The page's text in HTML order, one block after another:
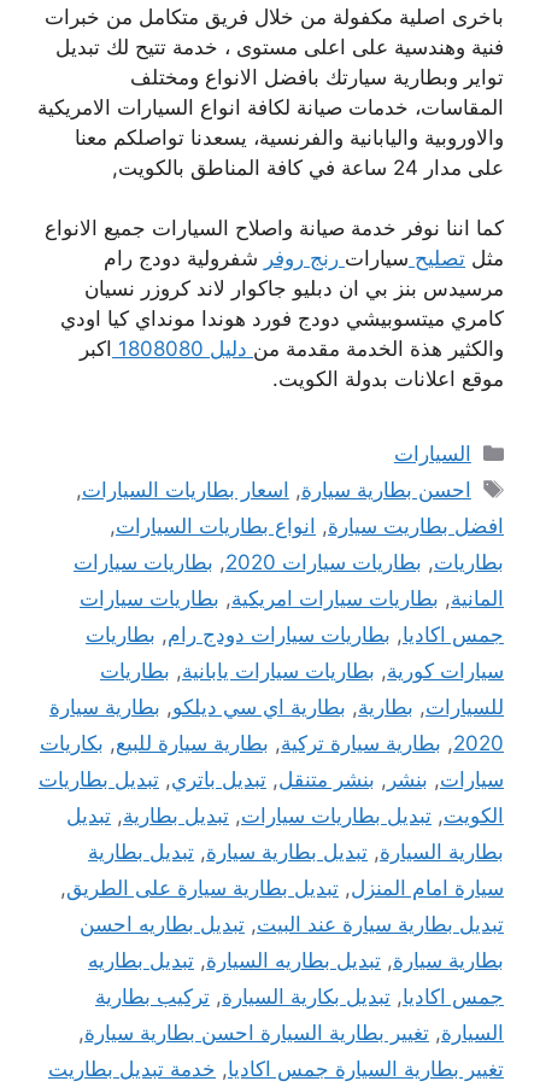
باخرى اصلية مكفولة من خلال فريق متكامل من خبرات
فنية وهندسية على اعلى مستوى ، خدمة تتيح لك تبديل
تواير وبطارية سيارتك بافضل الانواع ومختلف
المقاسات، خدمات صيانة لكافة انواع السيارات الامريكية
والاوروبية واليابانية والفرنسية، يسعدنا تواصلكم معنا
على مدار 24 ساعة في كافة المناطق بالكويت,
كما اننا نوفر خدمة صيانة واصلاح السيارات جميع الانواع
مثل تصليح سيارات رنج روفر شفرولية دودج رام
مرسيدس بنز بي ان دبليو جاكوار لاند كروزر نسيان
كامري ميتسوبيشي دودج فورد هوندا مونداي كيا اودي
والكثير هذة الخدمة مقدمة من دليل 1808080
اكبر
موقع اعلانات بدولة الكويت.
التصنيفات
السيارات
الوسوم
احسن بطارية سيارة, اسعار بطاريات السيارات,
افضل بطاريت سيارة, انواع بطاريات السيارات,
بطاريات, بطاريات سيارات 2020 , بطاريات سيارات
المانية, بطاريات سيارات امريكية, بطاريات سيارات
جمس اكاديا, بطاريات سيارات دودج رام, بطاريات
سيارات كورية, بطاريات سيارات يابانية, بطاريات
للسيارات, بطارية, بطارية اي سي ديلكو, بطارية سيارة
2020
, بطارية سيارة تركية, بطارية سيارة للبيع, بكاريات
سيارات, بنشر , بنشر متنقل, تبديل باتري, تبديل بطاريات
الكويت, تبديل بطاريات سيارات, تبديل بطارية, تبديل
بطارية السيارة, تبديل بطارية سيارة, تبديل بطارية
سيارة امام المنزل, تبديل بطارية سيارة على الطريق,
تبديل بطارية سيارة عند البيت, تبديل بطاريه احسن
بطارية سيارة, تبديل بطاريه السيارة, تبديل بطاريه
جمس اكاديا, تبديل بكارية السيارة, تركيب بطارية
السيارة, تغيير بطارية السيارة احسن بطارية سيارة,
تغيير بطارية السيارة جمس اكاديا, خدمة تبديل بطاريت